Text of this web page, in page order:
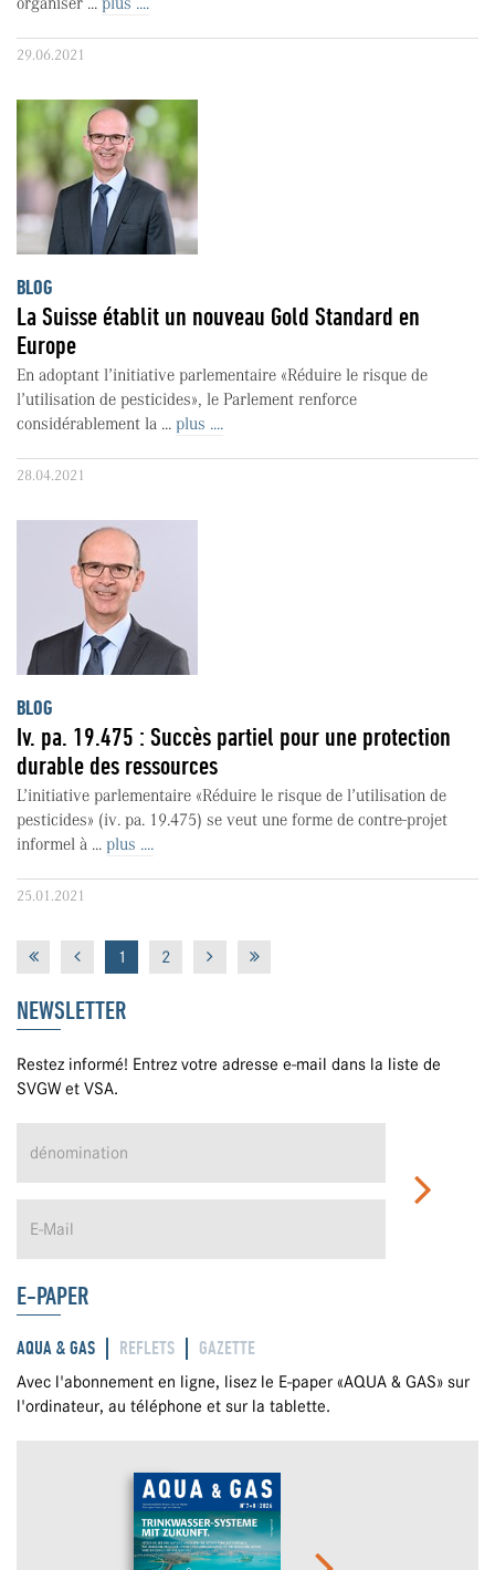
29.06.2021
BLOG
La Suisse établit un nouveau Gold Standard en
Europe
En adoptant l’initiative parlementaire «Réduire le risque de
l’utilisation de pesticides», le Parlement renforce
considérablement la ... plus ....
28.04.2021
BLOG
Iv. pa. 19.475 : Succès partiel pour une protection
durable des ressources
L’initiative parlementaire «Réduire le risque de l’utilisation de
pesticides» (iv. pa. 19.475) se veut une forme de contre-projet
informel à ... plus ....
25.01.2021
1 2
NEWSLETTER
Restez informé! Entrez votre adresse e-mail dans la liste de
SVGW et VSA.
E-PAPER
AQUA & GAS REFLETS GAZETTE
Avec l'abonnement en ligne, lisez le E-paper «AQUA & GAS» sur
l'ordinateur, au téléphone et sur la tablette.